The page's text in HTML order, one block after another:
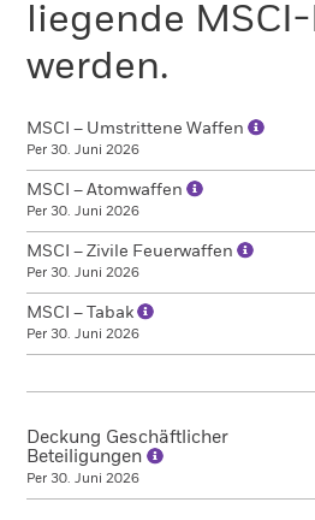
liegende
werden.
MSCI – Umstrittene Waffen
Per 30. Juni 2026
MSCI – Atomwaffen
Per 30. Juni 2026
MSCI – Zivile Feuerwaffen
Per 30. Juni 2026
MSCI – Tabak
Per 30. Juni 2026
Deckung Geschäftlicher
Beteiligungen
Per 30. Juni 2026